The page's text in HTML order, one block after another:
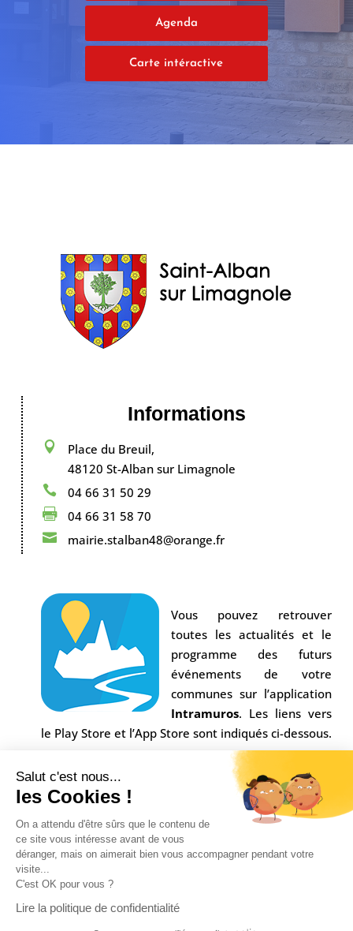
Salut c'est nous...
les Cookies !
On a attendu d'être sûrs que le contenu de
ce site vous intéresse avant de vous
déranger, mais on aimerait bien vous accompagner pendant votre
visite...
C'est OK pour vous ?
Lire la politique de confidentialité
Agenda
Carte intéractive
Informations

Place du Breuil,
48120 St-Alban sur Limagnole
 04 66 31 50 29
 04 66 31 58 70
 mairie.stalban48@orange.fr
Vous pouvez retrouver
toutes les actualités et le
programme des futurs
événements de votre
communes sur l’application
Intramuros. Les liens vers
le Play Store et l’App Store sont indiqués ci-dessous.
Conception AgenceMultiweb